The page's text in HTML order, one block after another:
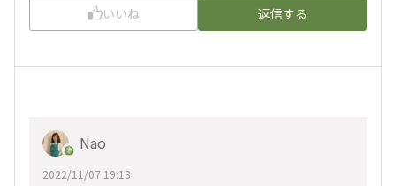
いいね 返信する
Nao
2022/11/07 19:13